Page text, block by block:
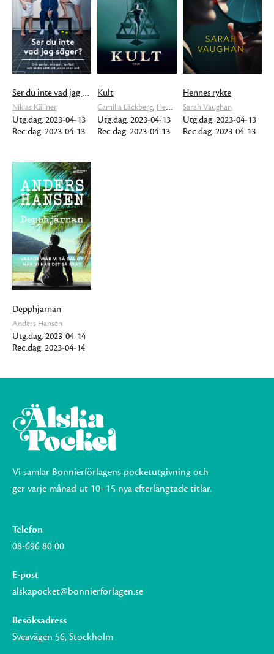
Ser du inte vad jag säger?
Niklas Källner
Utg.dag. 2023-04-13
Rec.dag. 2023-04-13
Kult
Camilla Läckberg, Henrik Fexeus
Utg.dag. 2023-04-13
Rec.dag. 2023-04-13
Hennes rykte
Sarah Vaughan
Utg.dag. 2023-04-13
Rec.dag. 2023-04-13
Depphjärnan
Anders Hansen
Utg.dag. 2023-04-14
Rec.dag. 2023-04-14
Vi samlar Bonnierförlagens pocketutgivning och
ger varje månad ut 10–15 nya efterlängtade titlar.
Telefon
08-696 80 00
E-post
alskapocket@bonnierforlagen.se
Besöksadress
Sveavägen 56, Stockholm